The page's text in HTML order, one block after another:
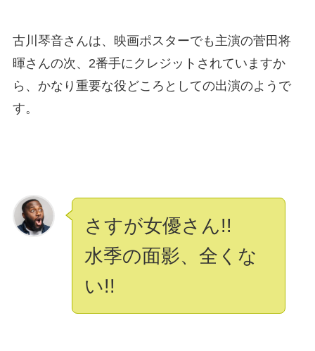
古川琴音さんは、映画ポスターでも主演の菅田将
暉さんの次、2番手にクレジットされていますか
ら、かなり重要な役どころとしての出演のようで
す。
さすが女優さん!!
水季の面影、全くな
い!!